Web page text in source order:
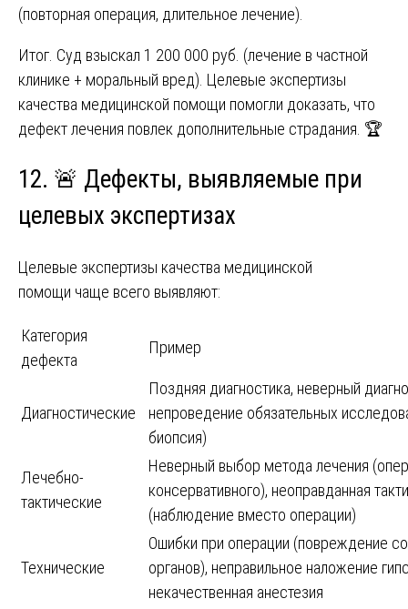
(повторная операция, длительное лечение).
Итог. Суд взыскал 1 200 000 руб. (лечение в частной
клинике + моральный вред). Целевые экспертизы
качества медицинской помощи помогли доказать, что
дефект лечения повлек дополнительные страдания. 🏆
12. 🚨 Дефекты, выявляемые при
целевых экспертизах
Целевые экспертизы качества медицинской
помощи чаще всего выявляют:
Категория
дефекта
Пример
Диагностические
Поздняя диагностика, неверный
непроведение обязательных
биопсия)
Лечебно-
тактические
Неверный выбор метода лечения
консервативного), неоправданная
(наблюдение вместо операции)
Технические
Ошибки при операции (повреждение
органов), неправильное наложение
некачественная анестезия